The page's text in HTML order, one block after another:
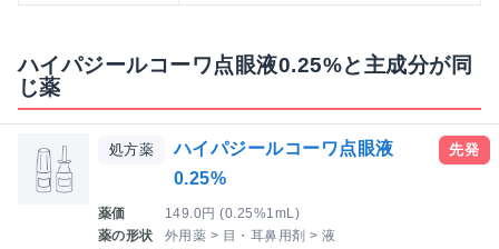
ハイパジールコーワ点眼液0.25%と主成分が同
じ薬
処方薬
ハイパジールコーワ点眼液
0.25%
薬価
149.0円 (0.25%1mL)
薬の形状
外用薬 > 目・耳鼻用剤 > 液
先発